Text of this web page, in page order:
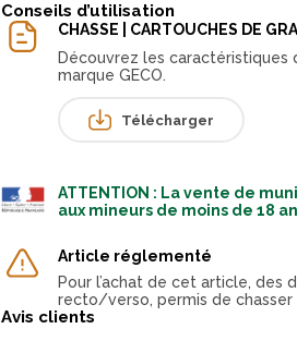
Conseils d’utilisation
CHASSE | CARTOUCHES DE
Découvrez les caractéristiques
marque GECO.
Télécharger
ATTENTION : La vente de
aux mineurs de moins de 18
Article réglementé
Pour l’achat de cet article,
recto/verso, permis de chasser
Avis clients